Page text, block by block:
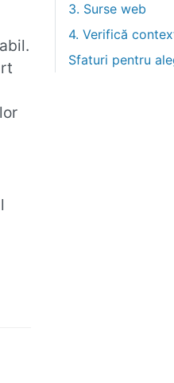
3. Surse web
4. Verifică
Sfaturi pentru